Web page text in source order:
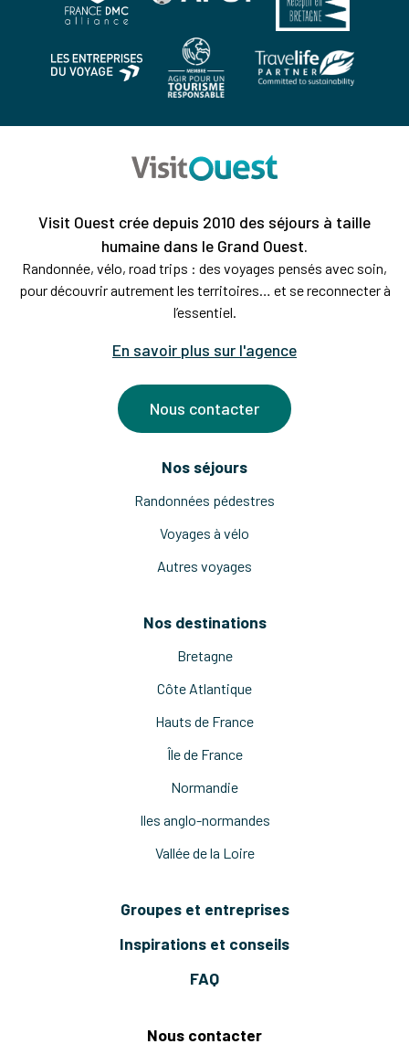
Visit Ouest crée depuis 2010 des séjours à taille
humaine dans le Grand Ouest.
Randonnée, vélo, road trips : des voyages pensés avec soin,
pour découvrir autrement les territoires… et se reconnecter à
l’essentiel.
En savoir plus sur l'agence
Nous contacter
Nos séjours
Randonnées pédestres
Voyages à vélo
Autres voyages
Nos destinations
Bretagne
Côte Atlantique
Hauts de France
Île de France
Normandie
Iles anglo-normandes
Vallée de la Loire
Groupes et entreprises
Inspirations et conseils
FAQ
Nous contacter